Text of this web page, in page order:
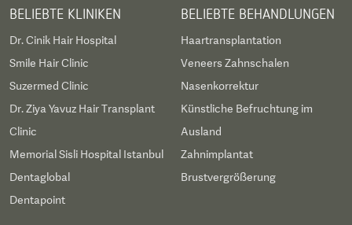
BELIEBTE KLINIKEN
Dr. Cinik Hair Hospital
Smile Hair Clinic
Suzermed Clinic
Dr. Ziya Yavuz Hair Transplant
Clinic
Memorial Sisli Hospital Istanbul
Dentaglobal
Dentapoint
BELIEBTE BEHANDLUNGEN
Haartransplantation
Veneers Zahnschalen
Nasenkorrektur
Künstliche Befruchtung im
Ausland
Zahnimplantat
Brustvergrößerung